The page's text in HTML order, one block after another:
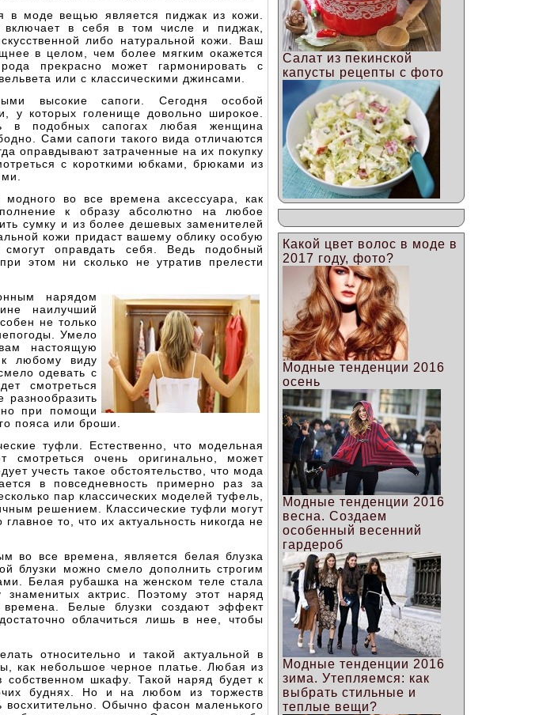
в моде вещью является пиджак из кожи.
в себя в том числе и пиджак,
либо натуральной кожи. Ваш
в целом, чем более мягким окажется
прекрасно может гармонировать с
или с классическими джинсами.
высокие сапоги. Сегодня особой
у которых голенище довольно широкое.
в подобных сапогах любая женщина
Сами сапоги такого вида отличаются
оправдывают затраченные на их покупку
с короткими юбками, брюками из
во все времена аксессуара, как
к образу абсолютно на любое
сумку и из более дешевых заменителей
кожи придаст вашему облику особую
оправдать себя. Ведь подобный
этом ни сколько не утратив прелести
нарядом
наилучший
не только
Умело
настоящую
любому виду
одевать с
смотреться
разнообразить
при помощи
пояса или броши.
туфли. Естественно, что модельная
смотреться очень оригинально, может
учесть такое обстоятельство, что мода
в повседневность примерно раз за
пар классических моделей туфель,
решением. Классические туфли могут
то, что их актуальность никогда не
все времена, является белая блузка
блузки можно смело дополнить строгим
Белая рубашка на женском теле стала
актрис. Поэтому этот наряд
Белые блузки создают эффект
облачиться лишь в нее, чтобы
относительно и такой актуальной в
как небольшое черное платье. Любая из
шкафу. Такой наряд будет к
буднях. Но и на любом из торжеств
Обычно фасон маленького
Салат из пекинской
капусты рецепты с фото
Какой цвет волос в моде в
2017 году, фото?
Модные тенденции 2016
осень
Модные тенденции 2016
весна. Создаем
особенный весенний
гардероб
Модные тенденции 2016
зима. Утепляемся: как
выбрать стильные и
теплые вещи?